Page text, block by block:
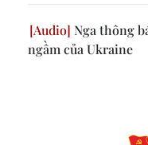
Nga thông
ngầm của Ukraine